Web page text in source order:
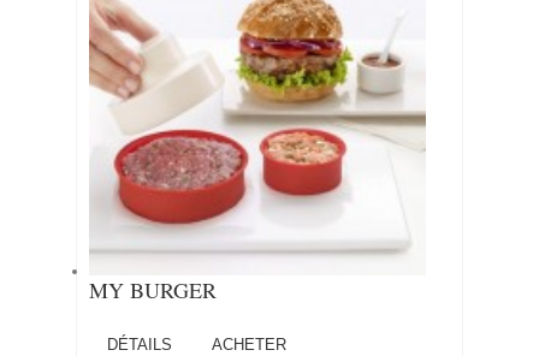
MY BURGER
DÉTAILS ACHETER